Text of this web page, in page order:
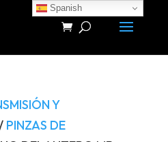
Y
PINZAS DE
Spanish